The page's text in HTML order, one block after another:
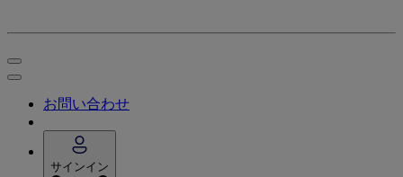
お問い合わせ
サインイン